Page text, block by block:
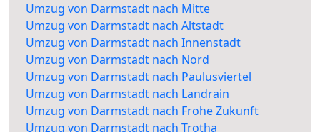
Umzug von Darmstadt nach Mitte
Umzug von Darmstadt nach Altstadt
Umzug von Darmstadt nach Innenstadt
Umzug von Darmstadt nach Nord
Umzug von Darmstadt nach Paulusviertel
Umzug von Darmstadt nach Landrain
Umzug von Darmstadt nach Frohe Zukunft
Umzug von Darmstadt nach Trotha